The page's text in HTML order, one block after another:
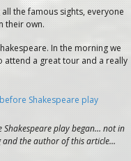
the famous sights, everyone
their own.
In the morning we
attend a great tour and a really
play began… not in
and the author of this article…